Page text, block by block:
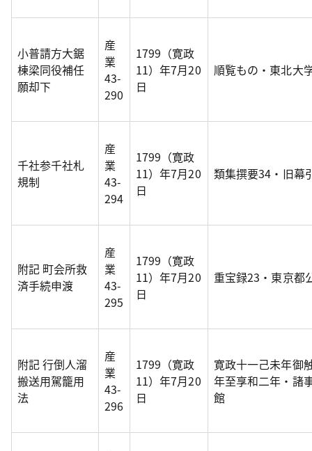
小普請方大鋸
棟梁同役補任
願却下
産
業
43-
290
1799（寛政
11）年7月20
日
順覧もの・東北大
千社参千社札
規制
産
業
43-
294
1799（寛政
11）年7月20
日
類集撰要34・旧幕
附記 町会所救
済手続申渡
産
業
43-
295
1799（寛政
11）年7月20
日
重宝録23・東京都
附記 行倒人溜
搬送用駕籠用
法
産
業
43-
296
1799（寛政
11）年7月20
日
寛政十一己未年御
年至享和二年・諸
館